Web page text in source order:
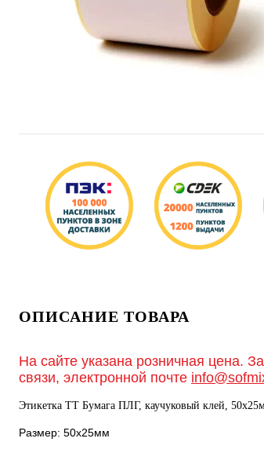
ОПИСАНИЕ ТОВАРА
На сайте указана розничная цена.
связи, электронной почте
Этикетка ТТ Бумага ПЛГ, каучуковый клей,
Размер: 50х25мм